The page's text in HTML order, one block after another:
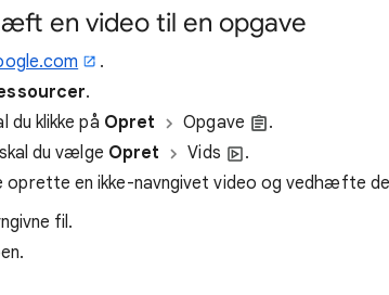
en video til en opgave
.
.
du klikke på Opret Opgave
.
du vælge Opret Vids
.
oprette en ikke-navngivet video og vedhæfte
fil.